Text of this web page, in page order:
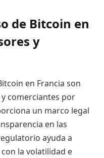
de Bitcoin en
y
en Francia son
comerciantes por
un marco legal
en las
ayuda a
la volatilidad e